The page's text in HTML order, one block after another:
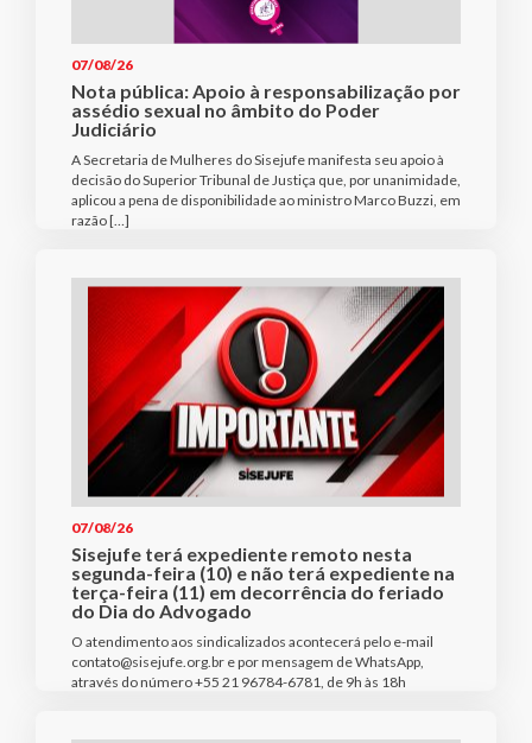
07/08/26
Nota pública: Apoio à responsabilização por
assédio sexual no âmbito do Poder
Judiciário
A Secretaria de Mulheres do Sisejufe manifesta seu apoio à
decisão do Superior Tribunal de Justiça que, por unanimidade,
aplicou a pena de disponibilidade ao ministro Marco Buzzi, em
razão […]
07/08/26
Sisejufe terá expediente remoto nesta
segunda-feira (10) e não terá expediente na
terça-feira (11) em decorrência do feriado
do Dia do Advogado
O atendimento aos sindicalizados acontecerá pelo e-mail
contato@sisejufe.org.br e por mensagem de WhatsApp,
através do número +55 21 96784-6781, de 9h às 18h